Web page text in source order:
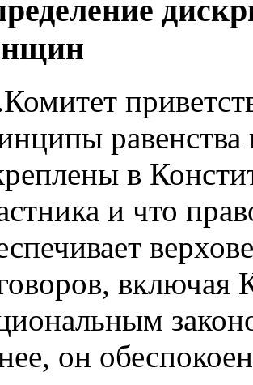
в
и что
включая
он